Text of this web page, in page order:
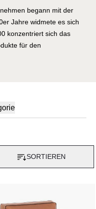
begann mit der
Jahre widmete es sich
konzentriert sich das
für den
mit
SALER SOFT
Kollektion
außerdem die
SORTIEREN